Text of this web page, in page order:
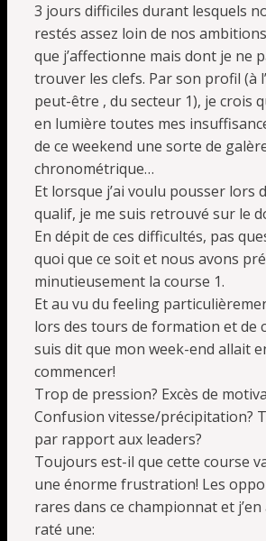
3 jours difficiles durant lesquels
restés assez loin de nos
que j’affectionne mais dont je ne
trouver les clefs. Par son profil (à
peut-être , du secteur 1), je crois
en lumière toutes mes
de ce weekend une sorte de
chronométrique…
Et lorsque j’ai voulu pousser lors
qualif, je me suis retrouvé sur le
En dépit de ces difficultés, pas
quoi que ce soit et nous avons
minutieusement la course 1.
Et au vu du feeling
lors des tours de formation et de
suis dit que mon week-end allait
commencer!
Trop de pression? Excès de
Confusion vitesse/précipitation?
par rapport aux leaders?
Toujours est-il que cette course
une énorme frustration! Les
rares dans ce championnat et
raté une: